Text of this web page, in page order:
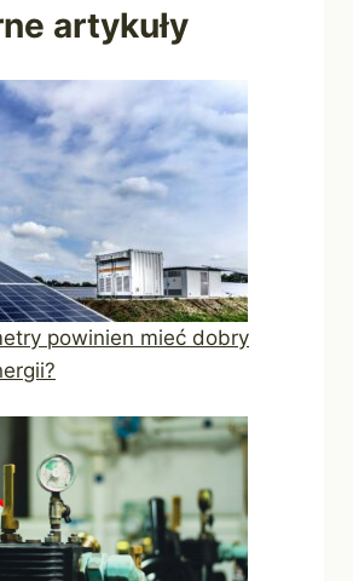
artykuły
powinien mieć dobry